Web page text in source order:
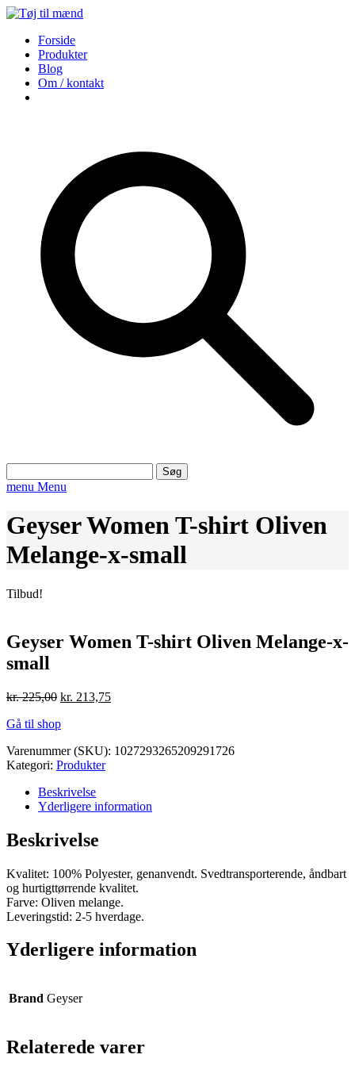
Forside
Produkter
Blog
Om / kontakt
efter:
menu Menu
Geyser Women T-shirt Oliven
Melange-x-small
Tilbud!
Geyser Women T-shirt Oliven Melange-x-
small
kr.225,00 Den
pris
kr. 225,00.
kr. 213,75Den
kr. 213,75.
Gå til shop
Varenummer (SKU): 1027293265209291726
Kategori: Produkter
Beskrivelse
Yderligere information
Beskrivelse
Kvalitet: 100% Polyester, genanvendt. Svedtransporterende, åndbart
og hurtigttørrende kvalitet.
Farve: Oliven melange.
Leveringstid: 2-5 hverdage.
Yderligere information
Brand Geyser
Relaterede varer